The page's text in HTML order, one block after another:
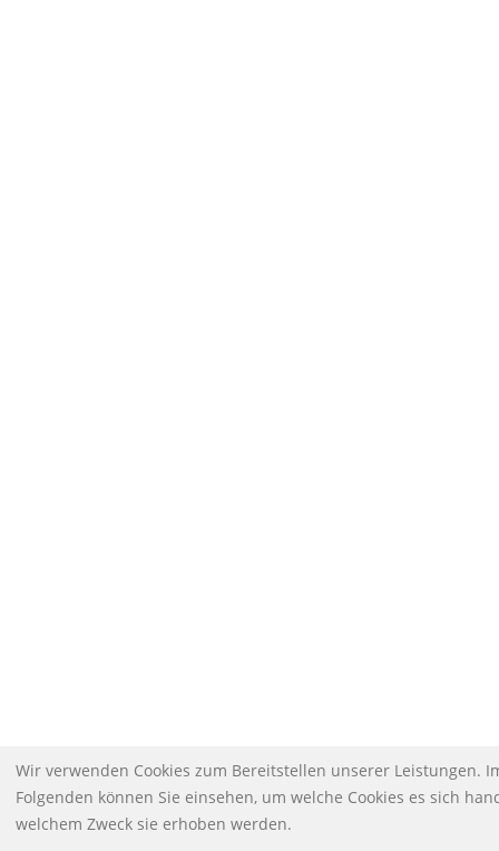
Wir verwenden Cookies zum Bereitstellen unserer Leistungen.
Folgenden können Sie einsehen, um welche Cookies es sich
welchem Zweck sie erhoben werden.